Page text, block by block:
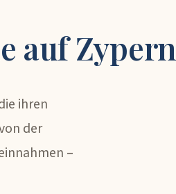
auf Zypern
ihren
der
–